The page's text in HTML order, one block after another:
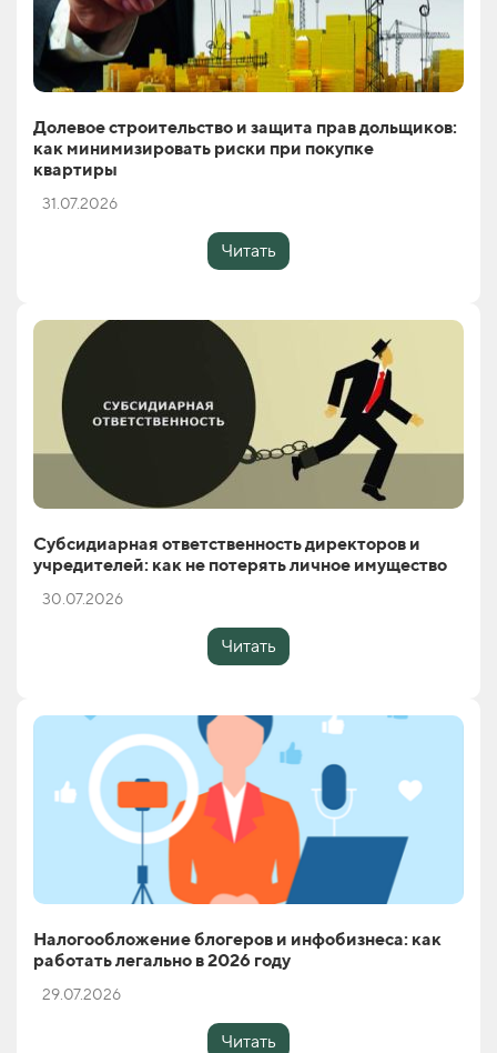
Долевое строительство и защита прав дольщиков:
как минимизировать риски при покупке
квартиры
31.07.2026
Читать
Субсидиарная ответственность директоров и
учредителей: как не потерять личное имущество
30.07.2026
Читать
Налогообложение блогеров и инфобизнеса: как
работать легально в 2026 году
29.07.2026
Читать